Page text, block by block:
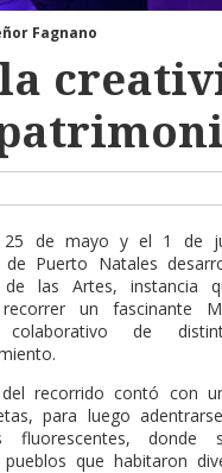
Fagnano
25 de mayo y el 1 de
de Puerto Natales
de las Artes, instancia
un fascinante
colaborativo de
recorrido contó con
para luego
fluorescentes,
pueblos que habitaron